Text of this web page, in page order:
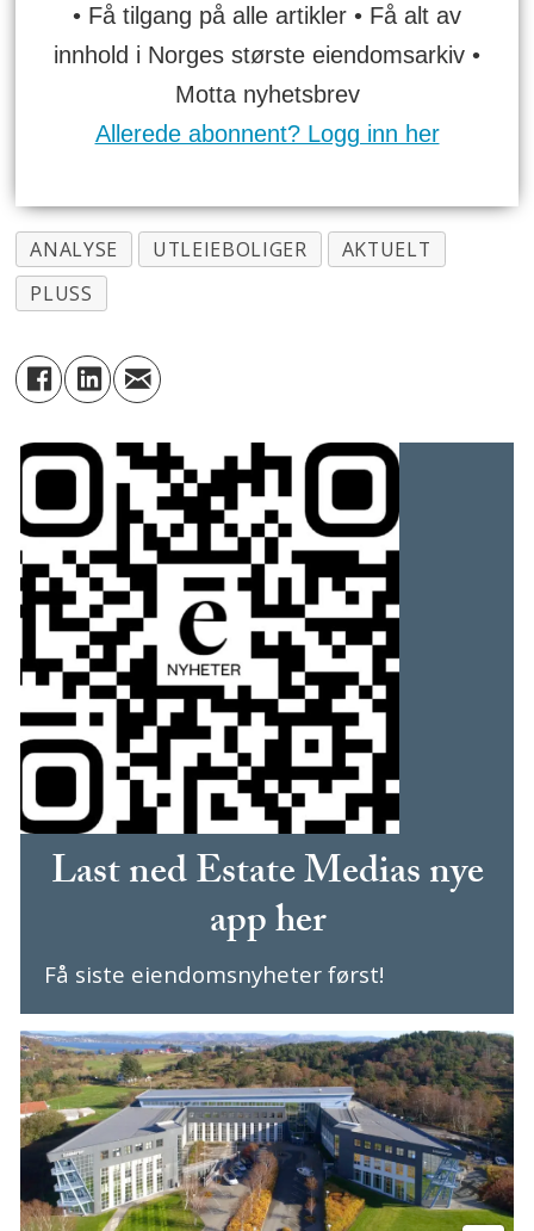
• Få tilgang på alle artikler • Få alt av
innhold i Norges største eiendomsarkiv •
Motta nyhetsbrev
Allerede abonnent? Logg inn her
ANALYSE UTLEIEBOLIGER
AKTUELT
PLUSS
Last ned Estate Medias nye
app her
Få siste eiendomsnyheter først!